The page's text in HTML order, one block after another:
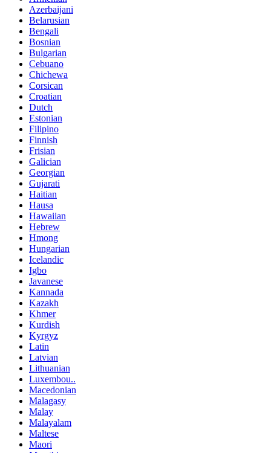
Azerbaijani
Belarusian
Bengali
Bosnian
Bulgarian
Cebuano
Chichewa
Corsican
Croatian
Dutch
Estonian
Filipino
Finnish
Frisian
Galician
Georgian
Gujarati
Haitian
Hausa
Hawaiian
Hebrew
Hmong
Hungarian
Icelandic
Igbo
Javanese
Kannada
Kazakh
Khmer
Kurdish
Kyrgyz
Latin
Latvian
Lithuanian
Luxembou..
Macedonian
Malagasy
Malay
Malayalam
Maltese
Maori